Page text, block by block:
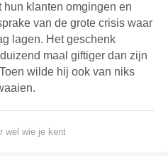
hun klanten omgingen en
van de grote crisis waar
lagen. Het geschenk
maal giftiger dan zijn
wilde hij ook van niks
wel wie je kent